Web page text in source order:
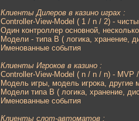
Клиенты Дилеров в казино играх :
Controller-View-Model ( 1 / n / 2) -
Один контроллер основной,
Модели - типа В ( логика, хранение,
Именованные события
Клиенты Игроков в казино :
Controller-View-Model ( n / n / n) - MVP
Модель игры, модель игрока, другие
Модели типа В ( логика, хранение,
Именованные события
Клиенты слот-автоматов :